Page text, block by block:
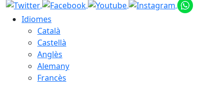
Idiomes
Català
Castellà
Anglès
Alemany
Francès